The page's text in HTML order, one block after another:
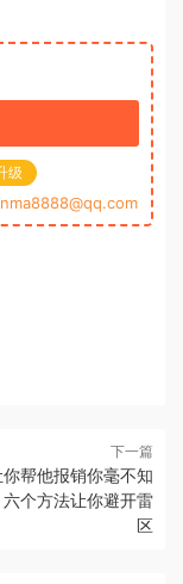
级
下一篇
帮他报销你毫不知
个方法让你避开雷
区